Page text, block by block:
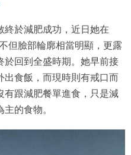
終於減肥成功，近日她在
但臉部輪廓相當明顯，更露
於回到全盛時期。她早前接
出食飯，而現時則有戒口而
有跟減肥餐單進食，只是減
的食物。